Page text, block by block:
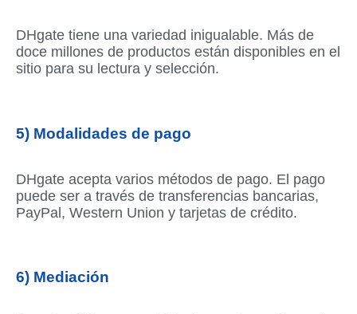
DHgate tiene una variedad inigualable. Más de
doce millones de productos están disponibles en el
sitio para su lectura y selección.
5) Modalidades de pago
DHgate acepta varios métodos de pago. El pago
puede ser a través de transferencias bancarias,
PayPal, Western Union y tarjetas de crédito.
6) Mediación